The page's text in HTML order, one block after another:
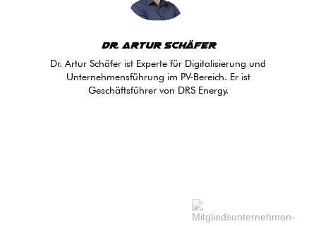
Dr. Artur Schäfer
Dr. Artur Schäfer ist Experte für Digitalisierung und
Unternehmensführung im PV-Bereich. Er ist
Geschäftsführer von DRS Energy.